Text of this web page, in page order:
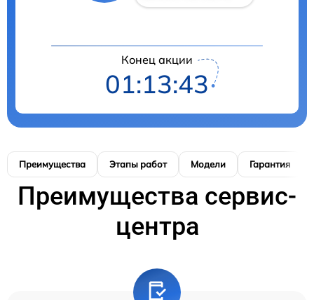
Конец акции
01:13:42
Преимущества Этапы работ Модели Гарантия
Преимущества сервис-
центра